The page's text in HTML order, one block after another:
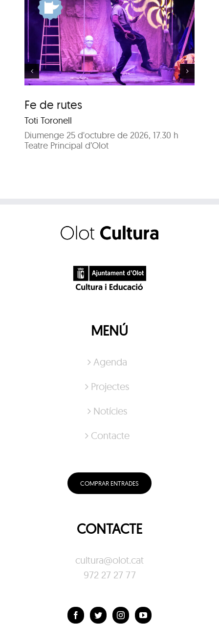
Fe de rutes
Toti Toronell
Diumenge 25 d'octubre de 2026, 17.30 h
Teatre Principal d’Olot
Els meus arbres
MENÚ
Agenda
Projectes
Notícies
Contacte
COMPRAR ENTRADES
CONTACTE
cultura@olot.cat
972 27 27 77